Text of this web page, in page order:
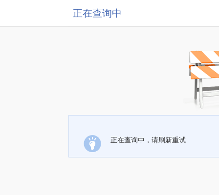
正在查询中
正在查询中，请刷新重试